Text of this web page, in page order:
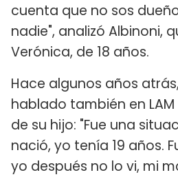
cuenta que no sos
nadie", analizó Albinoni,
Verónica, de 18 años.
Hace algunos años
hablado también en
de su hijo: "Fue una
nació, yo tenía 19 años.
yo después no lo vi, mi